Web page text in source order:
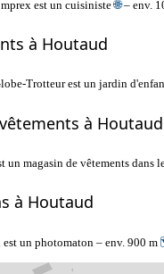
est un cuisiniste🌐– env.
à Houtaud
Trotteur est un jardin
à Houtaud
un magasin de vêtements
à Houtaud
un photomaton – env. 900 m